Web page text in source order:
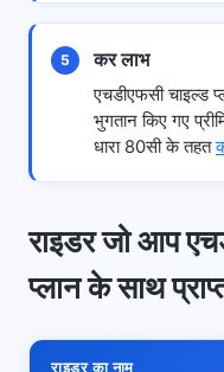
5 कर लाभ
एचडीएफसी चाइल्ड
भुगतान किए गए
धारा 80सी के तहत
राइडर जो आप
प्लान के साथ
राइडर का नाम